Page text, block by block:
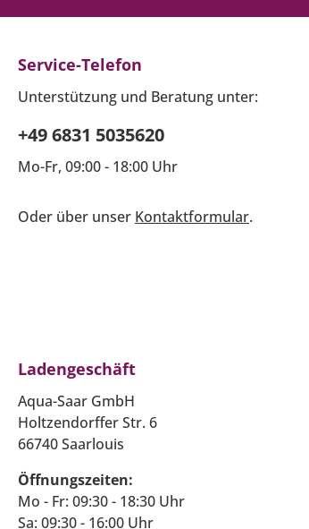
Service-Telefon
Unterstützung und Beratung unter:
+49 6831 5035620
Mo-Fr, 09:00 - 18:00 Uhr
Oder über unser Kontaktformular.
Ladengeschäft
Aqua-Saar GmbH
Holtzendorffer Str. 6
66740 Saarlouis
Öffnungszeiten:
Mo - Fr: 09:30 - 18:30 Uhr
Sa: 09:30 - 16:00 Uhr